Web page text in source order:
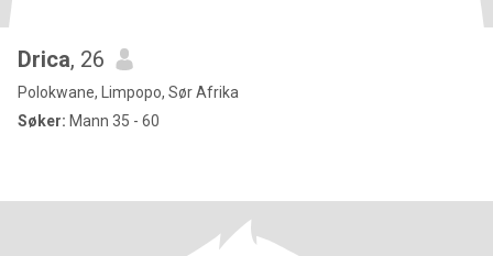
Drica, 26
Polokwane, Limpopo, Sør Afrika
Søker: Mann 35 - 60